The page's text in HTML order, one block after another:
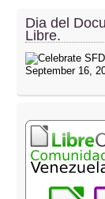
Dia del
Libre.